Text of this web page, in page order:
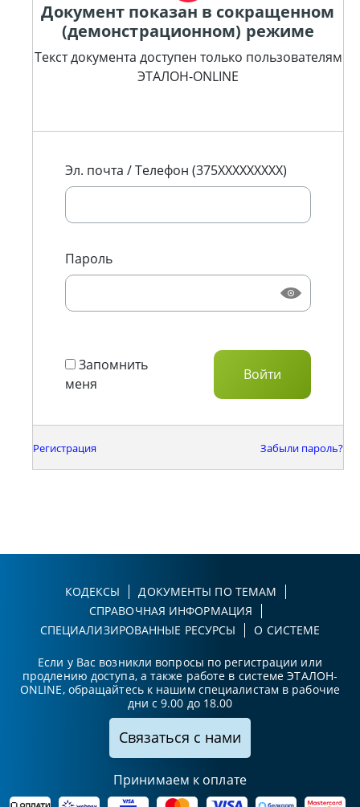
Документ показан в сокращенном
(демонстрационном) режиме
Текст документа доступен только пользователям
ЭТАЛОН-ONLINE
Эл. почта / Телефон (375XXXXXXXXX)
Пароль
Запомнить
меня
Регистрация Забыли пароль?
КОДЕКСЫ
ДОКУМЕНТЫ ПО ТЕМАМ
СПРАВОЧНАЯ ИНФОРМАЦИЯ
СПЕЦИАЛИЗИРОВАННЫЕ РЕСУРСЫ
О СИСТЕМЕ
Если у Вас возникли вопросы по регистрации или
продлению доступа, а также работе в системе ЭТАЛОН-
ONLINE, обращайтесь к нашим специалистам в рабочие
дни с 9.00 до 18.00
Связаться с нами
Принимаем к оплате